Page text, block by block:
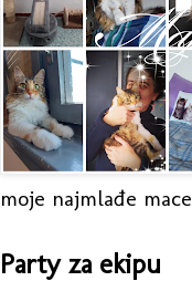
moje najmlađe mace
Party za ekipu